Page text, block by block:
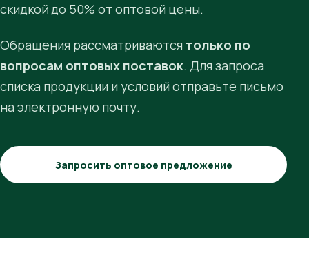
скидкой до 50% от оптовой цены.
Обращения рассматриваются только по
вопросам оптовых поставок. Для запроса
списка продукции и условий отправьте письмо
на электронную почту.
Запросить оптовое предложение